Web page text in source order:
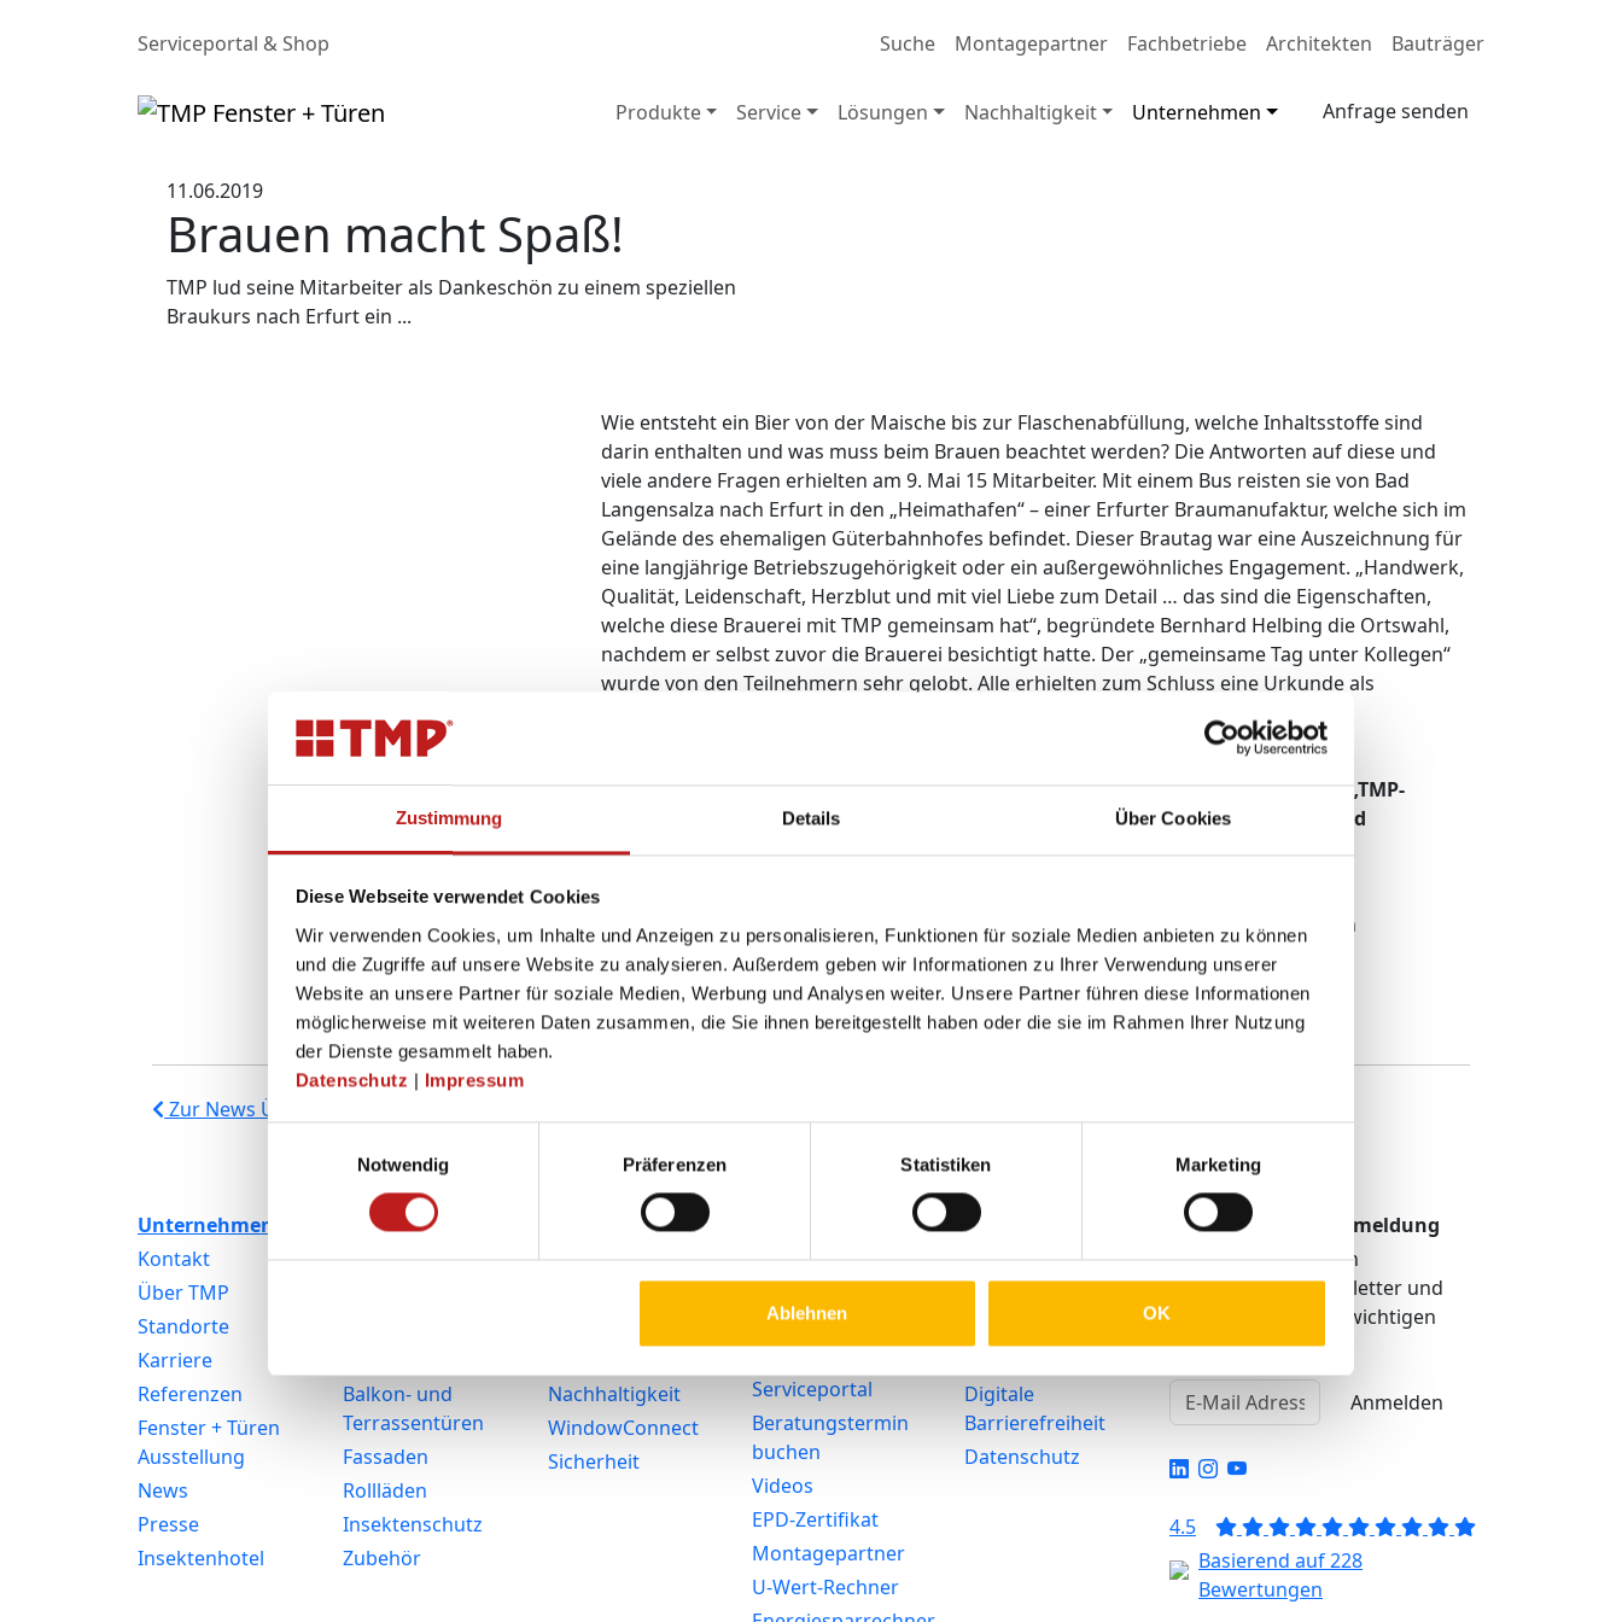
Zustimmung Details Über Cookies
Diese Webseite verwendet Cookies
Wir verwenden Cookies, um Inhalte und Anzeigen zu personalisieren, Funktionen für soziale Medien anbieten zu können
und die Zugriffe auf unsere Website zu analysieren. Außerdem geben wir Informationen zu Ihrer Verwendung unserer
Website an unsere Partner für soziale Medien, Werbung und Analysen weiter. Unsere Partner führen diese Informationen
möglicherweise mit weiteren Daten zusammen, die Sie ihnen bereitgestellt haben oder die sie im Rahmen Ihrer Nutzung
der Dienste gesammelt haben.
Datenschutz | Impressum
Notwendig
Präferenzen Statistiken Marketing
Ablehnen OK
Serviceportal & Shop Suche Montagepartner Fachbetriebe Architekten Bauträger
Produkte Service Lösungen Nachhaltigkeit Unternehmen Anfrage senden
11.06.2019
Brauen macht Spaß!
TMP lud seine Mitarbeiter als Dankeschön zu einem speziellen
Braukurs nach Erfurt ein ...
Wie entsteht ein Bier von der Maische bis zur Flaschenabfüllung, welche Inhaltsstoffe sind
darin enthalten und was muss beim Brauen beachtet werden? Die Antworten auf diese und
viele andere Fragen erhielten am 9. Mai 15 Mitarbeiter. Mit einem Bus reisten sie von Bad
Langensalza nach Erfurt in den „Heimathafen“ – einer Erfurter Braumanufaktur, welche sich im
Gelände des ehemaligen Güterbahnhofes befindet. Dieser Brautag war eine Auszeichnung für
eine langjährige Betriebszugehörigkeit oder ein außergewöhnliches Engagement. „Handwerk,
Qualität, Leidenschaft, Herzblut und mit viel Liebe zum Detail … das sind die Eigenschaften,
welche diese Brauerei mit TMP gemeinsam hat“, begründete Bernhard Helbing die Ortswahl,
nachdem er selbst zuvor die Brauerei besichtigt hatte. Der „gemeinsame Tag unter Kollegen“
wurde von den Teilnehmern sehr gelobt. Alle erhielten zum Schluss eine Urkunde als
Jetzt reift das gebraute Bier. 1000 Flaschen werden dann mit einem speziellen „TMP-
Etikett“ Anfang Juni fertig sein und die Reise zum 29. TMP-Geburtstag nach Bad
Langensalza antreten.
Das Event gehört zu einer Reihe von Veranstaltungen, die TMP bis zum 30 jährigen
Gründungsjubiläum im Jahr 2020 für seine Mitarbeiter organisiert.
Hier geht's zumBrautag-Film.
Zur News Übersicht
Unternehmen
Kontakt
Über TMP
Standorte
Karriere
Referenzen
Fenster + Türen
Ausstellung
News
Presse
Insektenhotel
Produkte
Fenster
Balkon- und
Terrassentüren
Fassaden
Rollläden
Insektenschutz
Zubehör
Lösungen
Barrierefreiheit
Förderung
Nachhaltigkeit
WindowConnect
Sicherheit
Ratgeber
Konfigurator
Zubehör-Shop
Serviceportal
Beratungstermin
buchen
Videos
EPD-Zertifikat
Montagepartner
U-Wert-Rechner
Rechtliches
Impressum
Widerruf
Digitale
Barrierefreiheit
Datenschutz
TMP Newsletter Anmeldung
Erhalten Sie unseren
regelmäßigen Newsletter und
bekommen Sie alle wichtigen
Infos über TMP®
Anmelden
4.5
Basierend auf 228
Bewertungen